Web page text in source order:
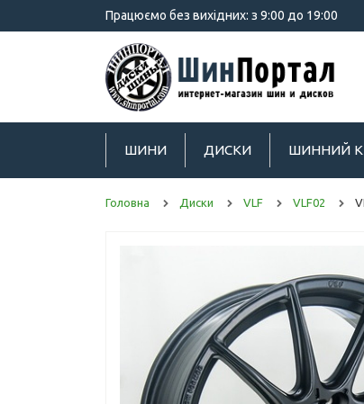
Працюємо без вихідних: з 9:00 до 19:00
ШИНИ ДИСКИ ШИННИЙ
Головна Диски VLF VLF02